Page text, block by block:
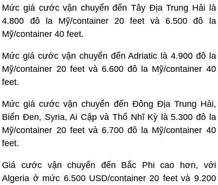
Mức giá cước vận chuyển đến Tây Địa Trung Hải là
4.800 đô la Mỹ/container 20 feet và 6.500 đô la
Mỹ/container 40 feet.
Mức giá cước vận chuyển đến Adriatic là 4.900 đô la
Mỹ/container 20 feet và 6.600 đô la Mỹ/container 40
feet.
Mức giá cước vận chuyển đến Đông Địa Trung Hải,
Biển Đen, Syria, Ai Cập và Thổ Nhĩ Kỳ là 5.300 đô la
Mỹ/container 20 feet và 6.700 đô la Mỹ/container 40
feet.
Giá cước vận chuyển đến Bắc Phi cao hơn, với
Algeria ở mức 6.500 USD/container 20 feet và 9.200